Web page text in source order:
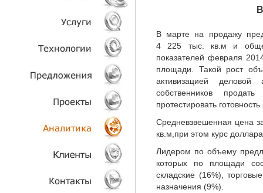
О КОМПАНИИ
НОВОСТИ
УСЛУГИ
ТЕХНОЛОГИИ
ОБЪЕКТЫ
ПРОЕКТЫ
АНАЛИТИКА
КЛИЕНТЫ
В марте на продажу
4 225 тыс. кв.м и
показателей февраля
площади. Такой рост
активизацией
собственников
протестировать
Средневзвешенная цена
кв.м, при этом курс
Лидером по объему
которых по площади
складские (16%),
назначения (9%).